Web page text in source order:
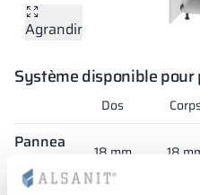
Agrandir
Agrandir
Agrandir
Agrandir
Agrandir
Agrandir
Système disponible pour
Dos
Panneau
mélaminé
18 mm 18